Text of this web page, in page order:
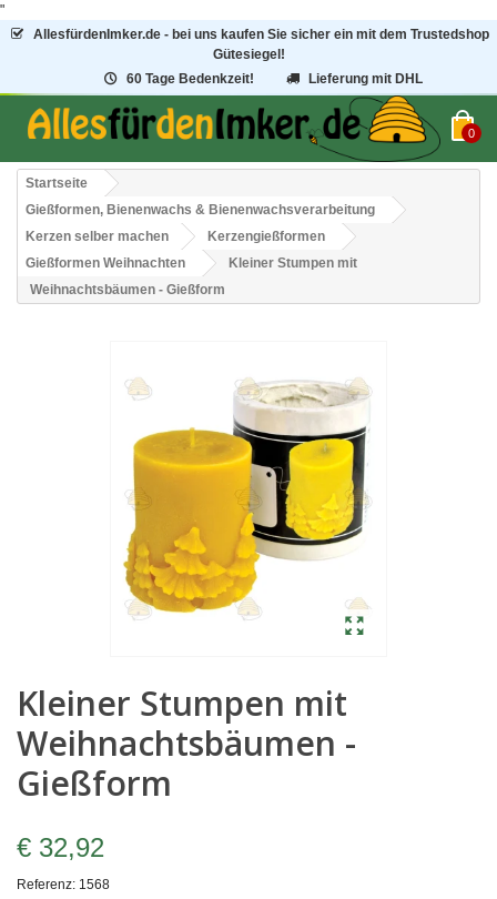
"
AllesfürdenImker.de - bei uns kaufen Sie sicher ein mit dem Trustedshop
Gütesiegel!
60 Tage Bedenkzeit!
Lieferung mit DHL
0
Startseite
Gießformen, Bienenwachs & Bienenwachsverarbeitung
Kerzen selber machen
Kerzengießformen
Gießformen Weihnachten
Kleiner Stumpen mit
Weihnachtsbäumen - Gießform
Kleiner Stumpen mit
Weihnachtsbäumen -
Gießform
€ 32,92
Referenz: 1568